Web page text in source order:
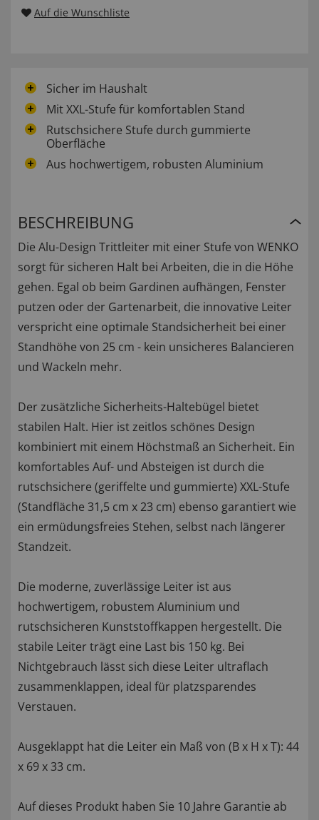
Auf die Wunschliste
Sicher im Haushalt
Mit XXL-Stufe für komfortablen Stand
Rutschsichere Stufe durch gummierte
Oberfläche
Aus hochwertigem, robusten Aluminium
BESCHREIBUNG
Die Alu-Design Trittleiter mit einer Stufe von WENKO
sorgt für sicheren Halt bei Arbeiten, die in die Höhe
gehen. Egal ob beim Gardinen aufhängen, Fenster
putzen oder der Gartenarbeit, die innovative Leiter
verspricht eine optimale Standsicherheit bei einer
Standhöhe von 25 cm - kein unsicheres Balancieren
und Wackeln mehr.
Der zusätzliche Sicherheits-Haltebügel bietet
stabilen Halt. Hier ist zeitlos schönes Design
kombiniert mit einem Höchstmaß an Sicherheit. Ein
komfortables Auf- und Absteigen ist durch die
rutschsichere (geriffelte und gummierte) XXL-Stufe
(Standfläche 31,5 cm x 23 cm) ebenso garantiert wie
ein ermüdungsfreies Stehen, selbst nach längerer
Standzeit.
Die moderne, zuverlässige Leiter ist aus
hochwertigem, robustem Aluminium und
rutschsicheren Kunststoffkappen hergestellt. Die
stabile Leiter trägt eine Last bis 150 kg. Bei
Nichtgebrauch lässt sich diese Leiter ultraflach
zusammenklappen, ideal für platzsparendes
Verstauen.
Ausgeklappt hat die Leiter ein Maß von (B x H x T): 44
x 69 x 33 cm.
Auf dieses Produkt haben Sie 10 Jahre Garantie ab